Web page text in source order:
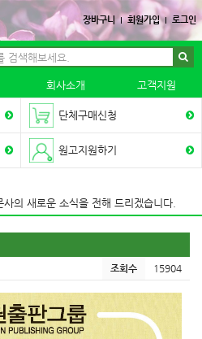
장바구니 회원가입 로그인
회사소개 고객지원
단체구매신청
원고지원하기
의 새로운 소식을 전해 드리겠습니다.
조회수 15904